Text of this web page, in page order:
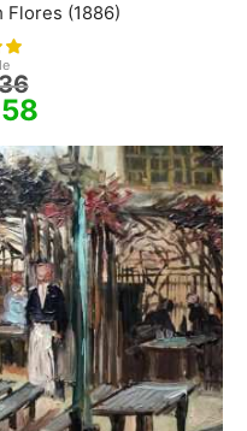
Flores (1886)